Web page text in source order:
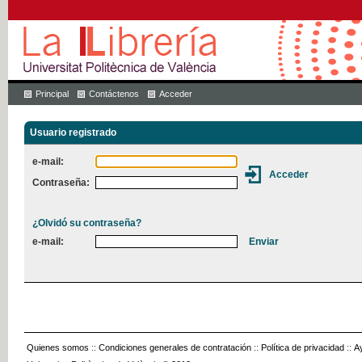
Principal Contáctenos Acceder
Usuario registrado
e-mail:
Contraseña:
¿Olvidó su contraseña?
e-mail:
Quienes somos :: Condiciones generales de contratación :: Política de privacidad ::